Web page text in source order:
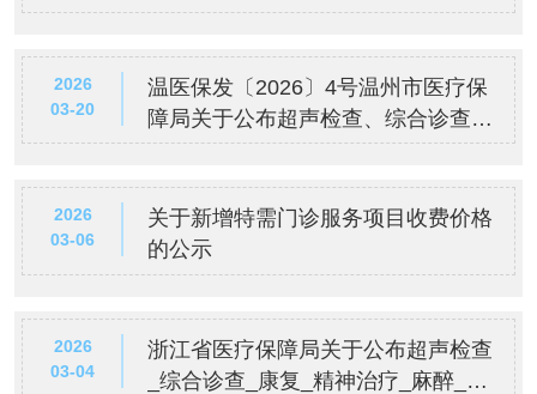
2026
03-20
温医保发〔2026〕4号温州市医疗保
障局关于公布超声检查、综合诊查、
康复、精神治疗、麻醉、血液系统、
价格项目及医保支付政策的通知
2026
03-06
关于新增特需门诊服务项目收费价格
的公示
2026
03-04
浙江省医疗保障局关于公布超声检查
_综合诊查_康复_精神治疗_麻醉_血